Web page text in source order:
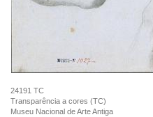
24191 TC
Transparência a cores (TC)
Museu Nacional de Arte Antiga